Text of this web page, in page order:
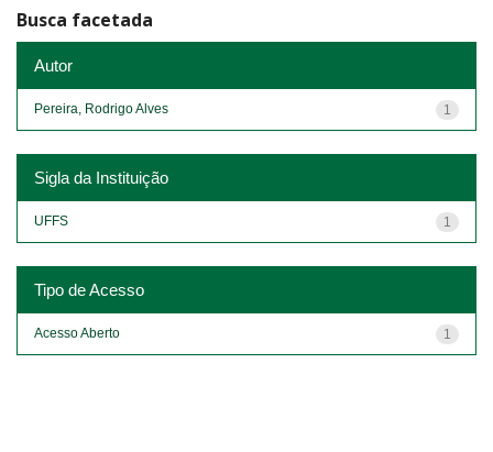
Busca facetada
Autor
1
Pereira, Rodrigo Alves
Sigla da Instituição
1
UFFS
Tipo de Acesso
1
Acesso Aberto